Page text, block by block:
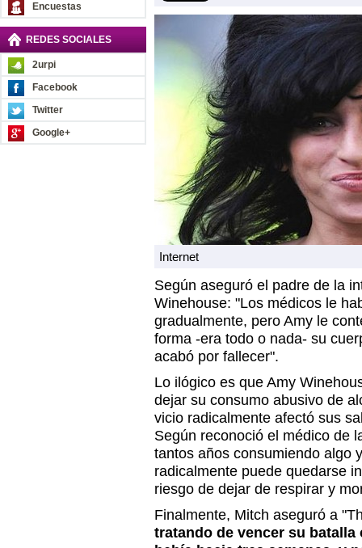
Encuestas
REDES SOCIALES
2urpi
Facebook
Twitter
Google+
Internet
Según aseguró el padre de la
Winehouse: "Los médicos le
gradualmente, pero Amy le
forma -era todo o nada- su
acabó por fallecer".
Lo ilógico es que Amy
dejar su consumo abusivo de
vicio radicalmente afectó sus
Según reconoció el médico de
tantos años consumiendo algo
radicalmente puede quedarse
riesgo de dejar de respirar y
Finalmente, Mitch aseguró a
tratando de vencer su batalla